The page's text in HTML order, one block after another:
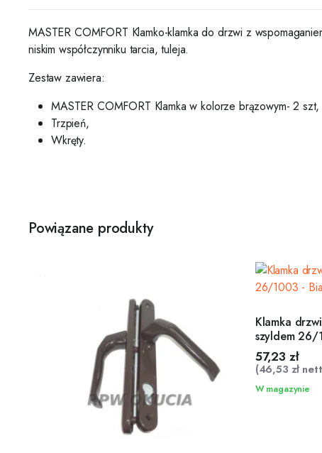
MASTER COMFORT Klamko-klamka do drzwi z
niskim współczynniku tarcia, tuleja.
Zestaw zawiera:
MASTER COMFORT Klamka w kolorze brązowym- 2 szt,
Trzpień,
Wkręty.
Powiązane produkty
Klamka
szyldem 26/
57,23 zł
(46,53 zł
W magazynie